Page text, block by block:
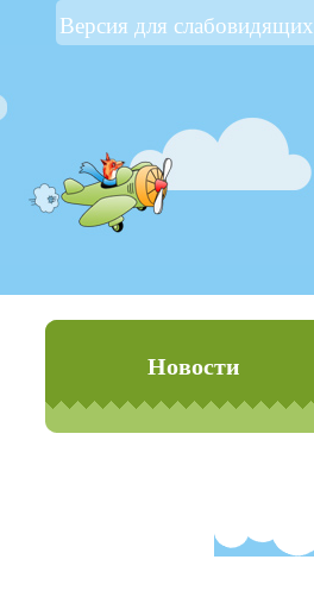
Версия для слабовидящих
Новости